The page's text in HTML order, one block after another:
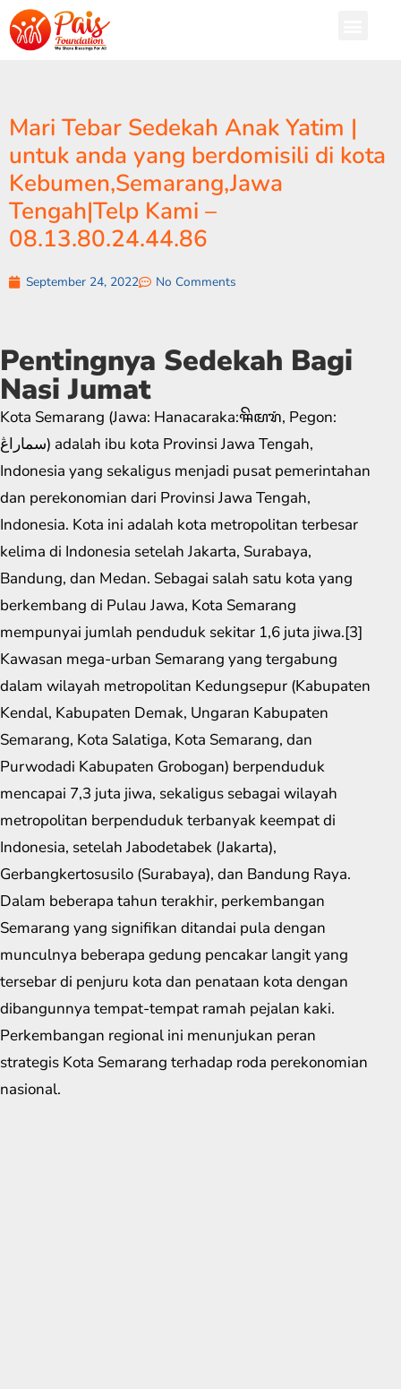
Mari Tebar Sedekah Anak Yatim |
untuk anda yang berdomisili di kota
Kebumen,Semarang,Jawa
Tengah|Telp Kami –
08.13.80.24.44.86
September 24, 2022 No Comments
Pentingnya Sedekah Bagi
Nasi Jumat
Kota Semarang (Jawa: Hanacaraka:ꦯꦼꦩꦫꦁ​, Pegon:
سماراڠ) adalah ibu kota Provinsi Jawa Tengah,
Indonesia yang sekaligus menjadi pusat pemerintahan
dan perekonomian dari Provinsi Jawa Tengah,
Indonesia. Kota ini adalah kota metropolitan terbesar
kelima di Indonesia setelah Jakarta, Surabaya,
Bandung, dan Medan. Sebagai salah satu kota yang
berkembang di Pulau Jawa, Kota Semarang
mempunyai jumlah penduduk sekitar 1,6 juta jiwa.[3]
Kawasan mega-urban Semarang yang tergabung
dalam wilayah metropolitan Kedungsepur (Kabupaten
Kendal, Kabupaten Demak, Ungaran Kabupaten
Semarang, Kota Salatiga, Kota Semarang, dan
Purwodadi Kabupaten Grobogan) berpenduduk
mencapai 7,3 juta jiwa, sekaligus sebagai wilayah
metropolitan berpenduduk terbanyak keempat di
Indonesia, setelah Jabodetabek (Jakarta),
Gerbangkertosusilo (Surabaya), dan Bandung Raya.
Dalam beberapa tahun terakhir, perkembangan
Semarang yang signifikan ditandai pula dengan
munculnya beberapa gedung pencakar langit yang
tersebar di penjuru kota dan penataan kota dengan
dibangunnya tempat-tempat ramah pejalan kaki.
Perkembangan regional ini menunjukan peran
strategis Kota Semarang terhadap roda perekonomian
nasional.